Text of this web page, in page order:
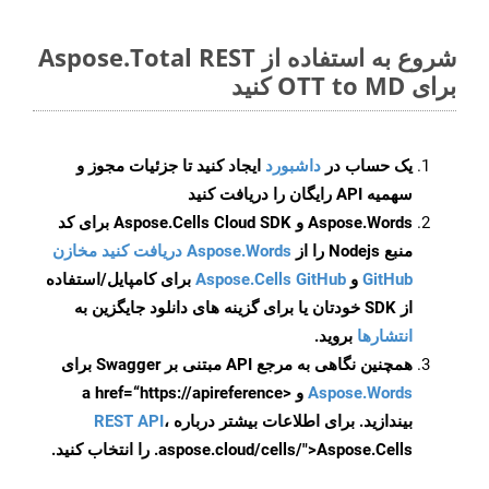
شروع به استفاده از Aspose.Total REST
برای OTT to MD کنید
یک حساب در داشبورد ایجاد کنید تا جزئیات مجوز و
سهمیه API رایگان را دریافت کنید
Aspose.Words و Aspose.Cells Cloud SDK برای کد
منبع Nodejs را از
Aspose.Words دریافت کنید مخازن
GitHub و Aspose.Cells GitHub برای کامپایل/استفاده
از SDK خودتان یا برای گزینه های دانلود جایگزین به
انتشارها بروید.
همچنین نگاهی به مرجع API مبتنی بر Swagger برای
Aspose.Words
و <a href=“https://apireference
بیندازید. برای اطلاعات بیشتر درباره REST API،
.aspose.cloud/cells/">Aspose.Cells را انتخاب کنید.